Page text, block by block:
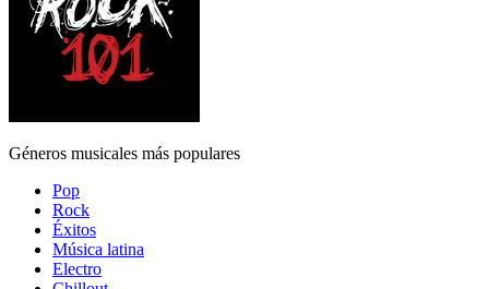
Géneros musicales más populares
Pop
Rock
Éxitos
Música latina
Electro